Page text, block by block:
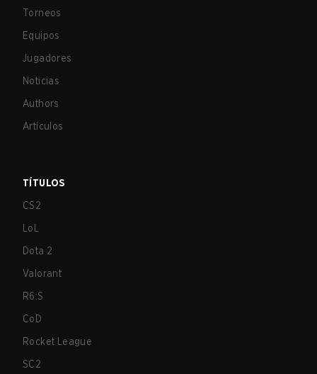
Torneos
Equipos
Jugadores
Noticias
Authors
Artículos
TÍTULOS
CS2
LoL
Dota 2
Valorant
R6:S
CoD
Rocket League
SC2